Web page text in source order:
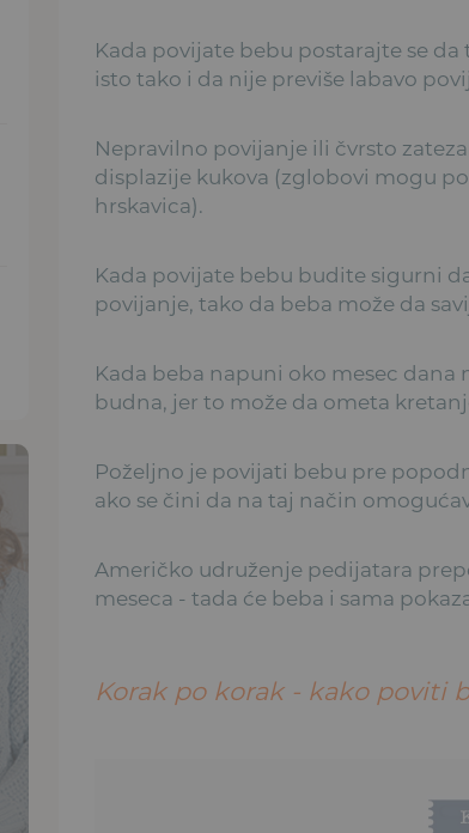
Kada povijate bebu postarajte se
isto tako i da nije previše labavo
Nepravilno povijanje ili čvrsto
displazije kukova (zglobovi mogu
hrskavica).
Kada povijate bebu budite sigurni
povijanje, tako da beba može da
Kada beba napuni oko mesec dana
budna, jer to može da ometa
Poželjno je povijati bebu pre
ako se čini da na taj način
Američko udruženje pedijatara
meseca - tada će beba i sama
Korak po korak - kako poviti